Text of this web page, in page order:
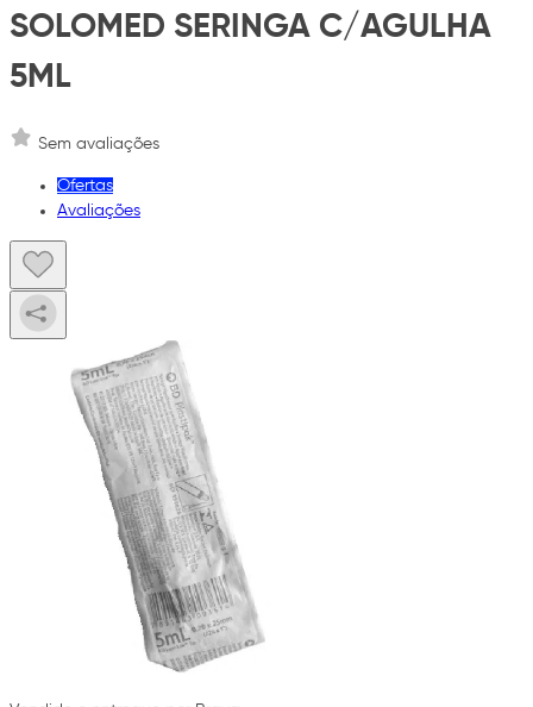
SOLOMED SERINGA C/AGULHA
5ML
Sem avaliações
Ofertas
Avaliações